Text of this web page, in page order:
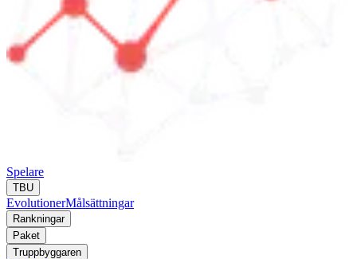
Spelare
TBU
EvolutionerMålsättningar
Rankningar
Paket
Truppbyggaren